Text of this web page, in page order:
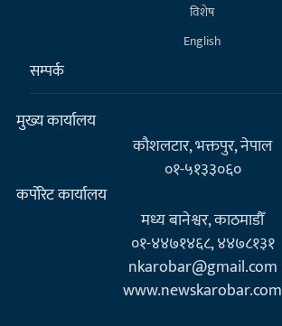
विशेष
English
सम्पर्क
मुख्य कार्यालय
कौशलटार, भक्तपुर, नेपाल
०१-५१३३०६०
कर्पाेरेट कार्यालय
मध्य बानेश्वर, काठमाडौँ
०१-४४७१४६८, ४४७८१३१
nkarobar@gmail.com
www.newskarobar.com